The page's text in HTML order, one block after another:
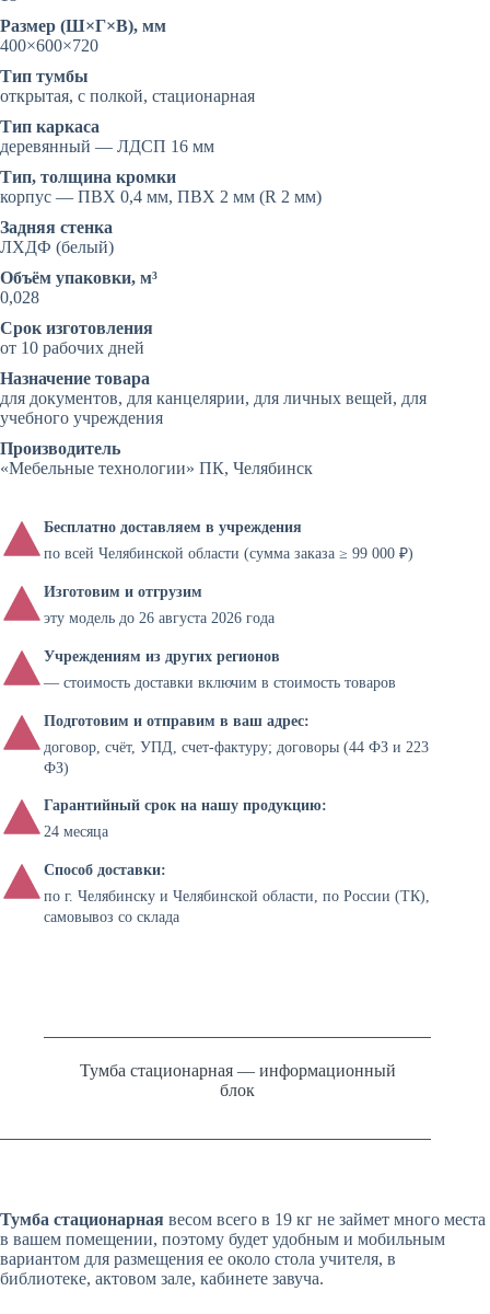
Размер (Ш×Г×В), мм
400×600×720
Тип тумбы
открытая, с полкой, стационарная
Тип каркаса
деревянный — ЛДСП 16 мм
Тип, толщина кромки
корпус — ПВХ 0,4 мм, ПВХ 2 мм (R 2 мм)
Задняя стенка
ЛХДФ (белый)
Объём упаковки, м³
0,028
Срок изготовления
от 10 рабочих дней
Назначение товара
для документов, для канцелярии, для личных вещей, для
учебного учреждения
Производитель
«Мебельные технологии» ПК, Челябинск
Бесплатно доставляем в учреждения
по всей Челябинской области (сумма заказа ≥ 99 000 ₽)
Изготовим и отгрузим
эту модель до 26 августа 2026 года
Учреждениям из других регионов
— стоимость доставки включим в стоимость товаров
Подготовим и отправим в ваш адрес:
договор, счёт, УПД, счет-фактуру; договоры (44 ФЗ и 223
ФЗ)
Гарантийный срок на нашу продукцию:
24 месяца
Способ доставки:
по г. Челябинску и Челябинской области, по России (ТК),
самовывоз со склада
Тумба стационарная — информационный
блок
Тумба стационарная весом всего в 19 кг не займет много места
в вашем помещении, поэтому будет удобным и мобильным
вариантом для размещения ее около стола учителя, в
библиотеке, актовом зале, кабинете завуча.